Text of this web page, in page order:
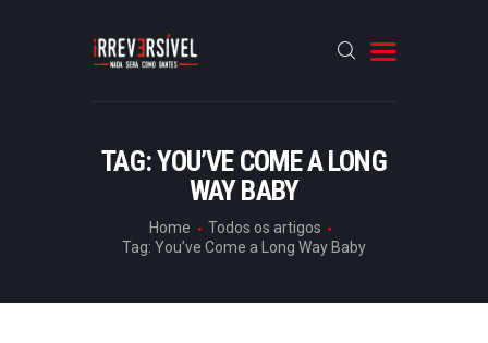
TAG: YOU’VE COME A LONG
WAY BABY
Home
Todos os artigos
Tag: You’ve Come a Long Way Baby
HOME
ENTREVISTAS
ARTIGOS